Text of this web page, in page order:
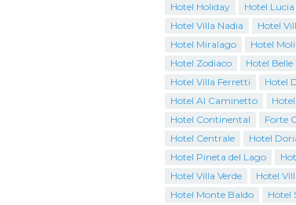
Hotel Holiday
Hotel Lucia
Hotel Villa Nadia
Hotel
Hotel Miralago
Hotel
Hotel Zodiaco
Hotel Belle
Hotel Villa Ferretti
Hotel
Hotel Al Caminetto
Hotel Continental
Forte
Hotel Centrale
Hotel
Hotel Pineta del Lago
Hotel Villa Verde
Hotel
Hotel Monte Baldo
Hotel